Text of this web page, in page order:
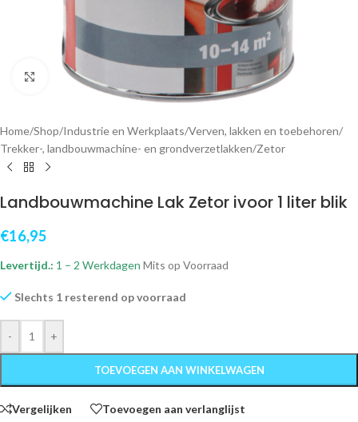
Klik om te vergroten
Home/Shop/Industrie en Werkplaats/Verven, lakken en toebehoren/
Trekker-, landbouwmachine- en grondverzetlakken/Zetor
Landbouwmachine Lak Zetor ivoor 1 liter blik
€16,95
Levertijd.: 1 – 2 Werkdagen Mits op Voorraad
Slechts 1 resterend op voorraad
- +
TOEVOEGEN AAN WINKELWAGEN
Vergelijken Toevoegen aan verlanglijst